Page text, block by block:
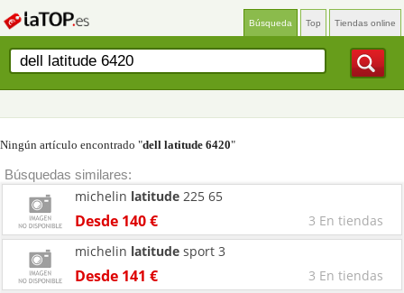
Búsqueda Top Tiendas online
Ningún artículo encontrado "dell latitude 6420"
Búsquedas similares:
Desde 140 € 3 En tiendas
michelin latitude 225 65
Desde 141 € 3 En tiendas
michelin latitude sport 3